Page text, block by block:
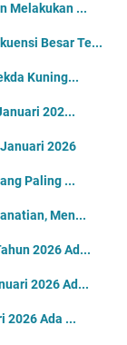
Melakukan ...
Besar Te...
Kuning...
202...
2026
Paling ...
Men...
2026 Ad...
2026 Ad...
2026 Ada ...